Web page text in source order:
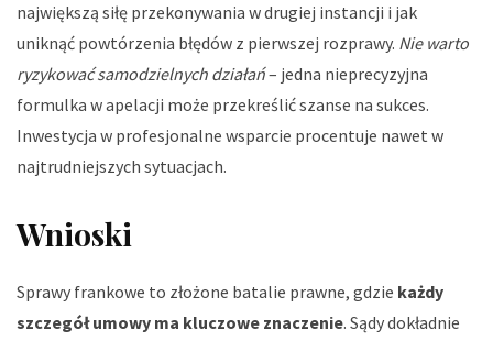
największą siłę przekonywania w drugiej instancji i jak
uniknąć powtórzenia błędów z pierwszej rozprawy. Nie warto
ryzykować samodzielnych działań– jedna nieprecyzyjna
formulka w apelacji może przekreślić szanse na sukces.
Inwestycja w profesjonalne wsparcie procentuje nawet w
najtrudniejszych sytuacjach.
Wnioski
Sprawy frankowe to złożone batalie prawne, gdzie każdy
szczegół umowy ma kluczowe znaczenie. Sądy dokładnie